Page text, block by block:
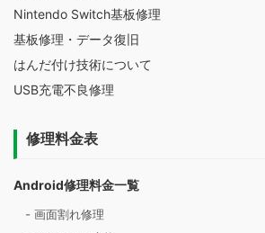
Nintendo Switch基板修理
基板修理・データ復旧
はんだ付け技術について
USB充電不良修理
修理料金表
Android修理料金一覧
- 画面割れ修理